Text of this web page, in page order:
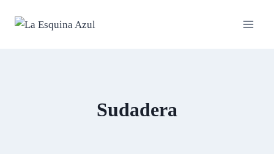
Sudadera